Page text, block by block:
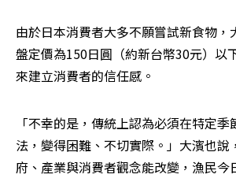
由於日本消費者大多不願嘗試新食物，
盤定價為150日圓（約新台幣30元）以
來建立消費者的信任感。
「不幸的是，傳統上認為必須在特定
法，變得困難、不切實際。」大濱也說
府、產業與消費者觀念能改變，漁民今